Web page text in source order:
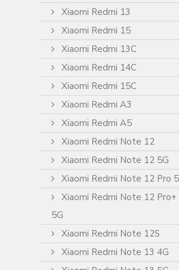
Xiaomi Redmi 13
Xiaomi Redmi 15
Xiaomi Redmi 13C
Xiaomi Redmi 14C
Xiaomi Redmi 15C
Xiaomi Redmi A3
Xiaomi Redmi A5
Xiaomi Redmi Note 12
Xiaomi Redmi Note 12 5G
Xiaomi Redmi Note 12 Pro
Xiaomi Redmi Note 12 Pro+
5G
Xiaomi Redmi Note 12S
Xiaomi Redmi Note 13 4G